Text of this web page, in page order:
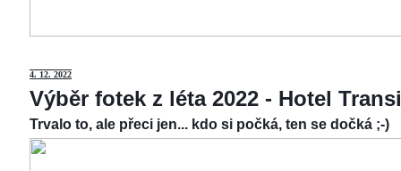
4. 12. 2022
Výběr fotek z léta 2022 - Hotel
Trvalo to, ale přeci jen... kdo si počká, ten se dočká ;-)